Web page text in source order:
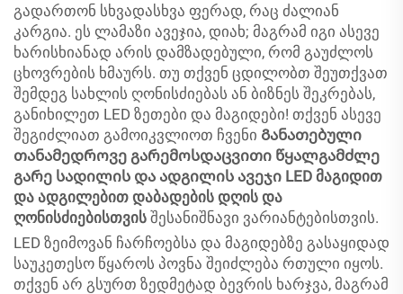
გადართონ სხვადასხვა ფერად, რაც ძალიან
კარგია. ეს ლამაზი ავეჯია, დიახ; მაგრამ იგი ასევე
ხარისხიანად არის დამზადებული, რომ გაუძლოს
ცხოვრების ხმაურს. თუ თქვენ ცდილობთ შეუთქვათ
შემდეგ სახლის ღონისძიებას ან ბიზნეს შეკრებას,
განიხილეთ LED ზეთები და მაგიდები! თქვენ ასევე
შეგიძლიათ გამოიკვლიოთ ჩვენი Განათებული
თანამედროვე გარემოსდაცვითი წყალგამძლე
გარე სადილის და ადგილის ავეჯი LED მაგიდით
და ადგილებით დაბადების დღის და
ღონისძიებისთვის შესანიშნავი ვარიანტებისთვის.
LED ზეიმოვან ჩარჩოებსა და მაგიდებზე გასაყიდად
საუკეთესო წყაროს პოვნა შეიძლება რთული იყოს.
თქვენ არ გსურთ ზედმეტად ბევრის ხარჯვა, მაგრამ